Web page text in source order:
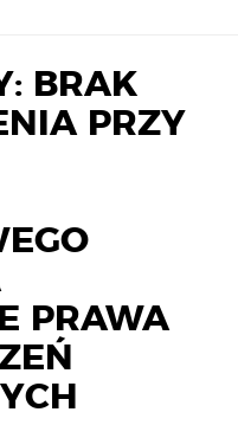
BRAK
PRZY
PRAWA